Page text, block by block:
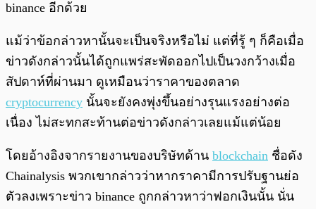
binance อีกด้วย
แม้ว่าข้อกล่าวหานั้นจะเป็นจริงหรือไม่ แต่ที่รู้ ๆ ก็คือเมื่อ
ข่าวดังกล่าวนั้นได้ถูกแพร่สะพัดออกไปเป็นวงกว้างเมื่อ
สัปดาห์ที่ผ่านมา ดูเหมือนว่าราคาของตลาด
cryptocurrency นั้นจะยังคงพุ่งขึ้นอย่างรุนแรงอย่างต่อ
เนื่อง ไม่สะทกสะท้านต่อข่าวดังกล่าวเลยแม้แต่น้อย
โดยอ้างอิงจากรายงานของบริษัทด้าน blockchain ชื่อดัง
Chainalysis พวกเขากล่าวว่าหากราคามีการปรับฐานย่อ
ตัวลงเพราะข่าว binance ถูกกล่าวหาว่าฟอกเงินนั้น นั่น